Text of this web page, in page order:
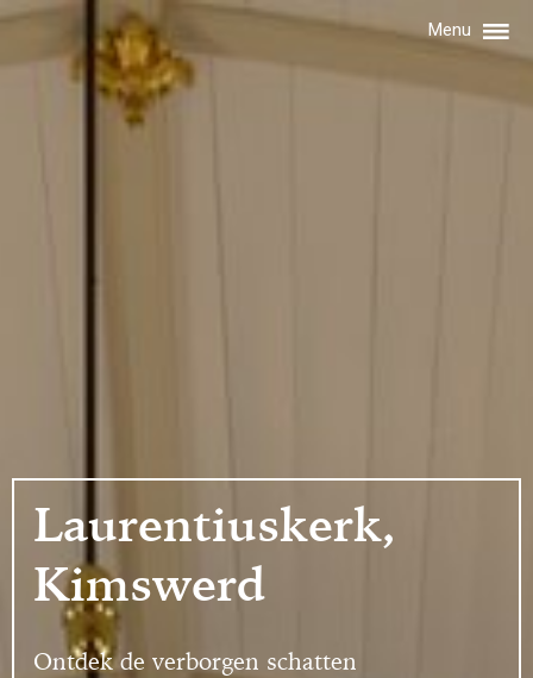
Menu
Laurentiuskerk,
Kimswerd
Ontdek de verborgen schatten